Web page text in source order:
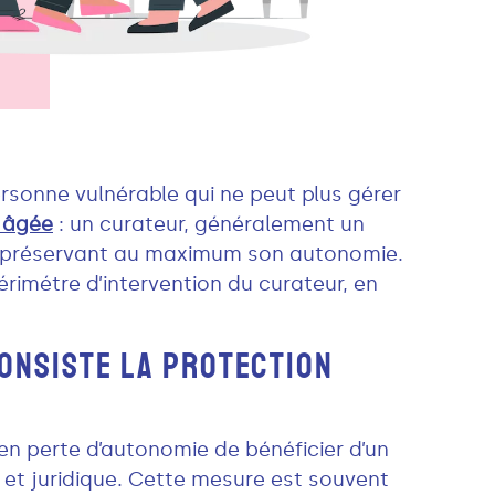
vulnérable qui ne peut plus gérer
: un curateur, généralement un
au maximum son autonomie.
d’intervention du curateur, en
LA PROTECTION
perte d’autonomie de bénéficier d’un
juridique. Cette mesure est souvent